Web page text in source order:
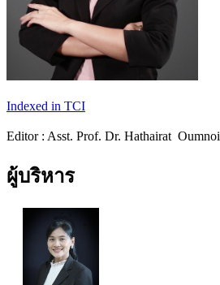
Indexed in TCI
Editor : Asst. Prof. Dr. Hathairat Oumnoi
ผู้บริหาร